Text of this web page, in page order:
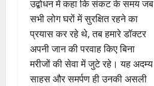
उद्बोधन में कहा कि संकट के समय जब
सभी लोग घरों में सुरक्षित रहने का
प्रयास कर रहे थे, तब हमारे डॉक्टर
अपनी जान की परवाह किए बिना
मरीजों की सेवा में जुटे रहे। यह अदम्य
साहस और समर्पण ही उनकी असली